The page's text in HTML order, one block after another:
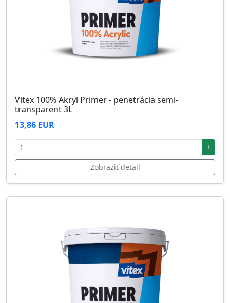
Vitex 100% Akryl Primer - penetrácia semi-
transparent 3L
13,86 EUR
+
Zobraziť detail